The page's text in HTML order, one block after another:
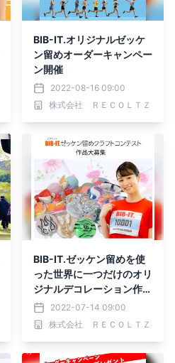
BIB-IT.オリジナルゼッケ
ン留めオーダーキャンペー
ン開催
2022-08-16 09:00
株式会社 ＲＥＣＯＬＴＺ
BIB-IT.ゼッケン留めを使
った世界に一つだけのオリ
ジナルデコレーション作品
を大募集2022-07-14 09:00
株式会社 ＲＥＣＯＬＴＺ